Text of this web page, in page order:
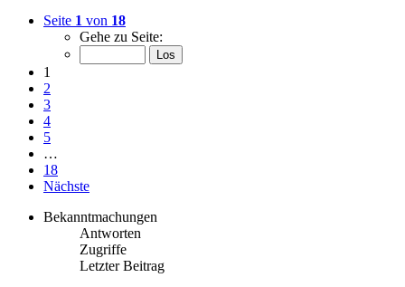
Seite 1 von 18
Gehe zu Seite:
1
2
3
4
5
…
18
Nächste
Bekanntmachungen
Antworten
Zugriffe
Letzter Beitrag